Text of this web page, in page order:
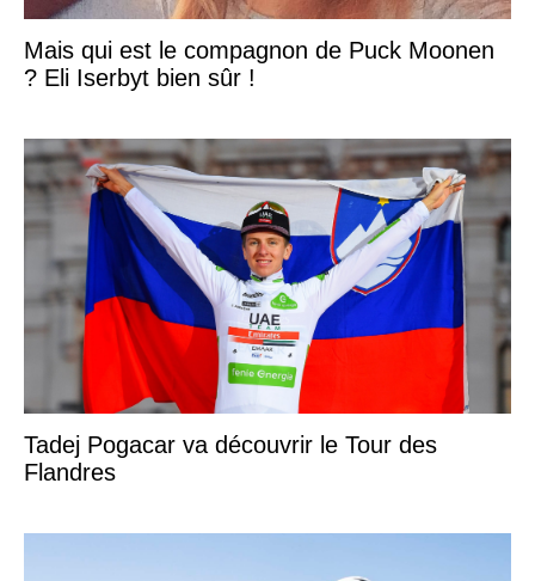
Mais qui est le compagnon de Puck Moonen
? Eli Iserbyt bien sûr !
Tadej Pogacar va découvrir le Tour des
Flandres